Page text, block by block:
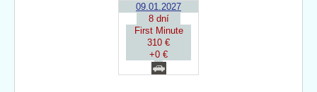
09.01.2027
8 dní
First Minute
310 €
+0 €